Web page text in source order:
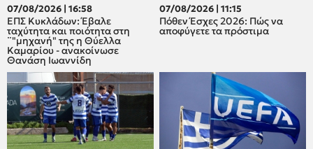
07/08/2026 | 16:58
ΕΠΣ Κυκλάδων: Έβαλε
ταχύτητα και ποιότητα στη
¨"μηχανή" της η Θύελλα
Καμαρίου - ανακοίνωσε
Θανάση Ιωαννίδη
07/08/2026 | 11:15
Πόθεν Έσχες 2026: Πώς να
αποφύγετε τα πρόστιμα